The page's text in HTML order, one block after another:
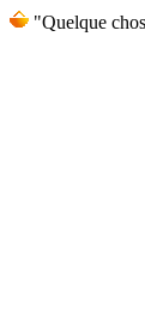
"Quelque